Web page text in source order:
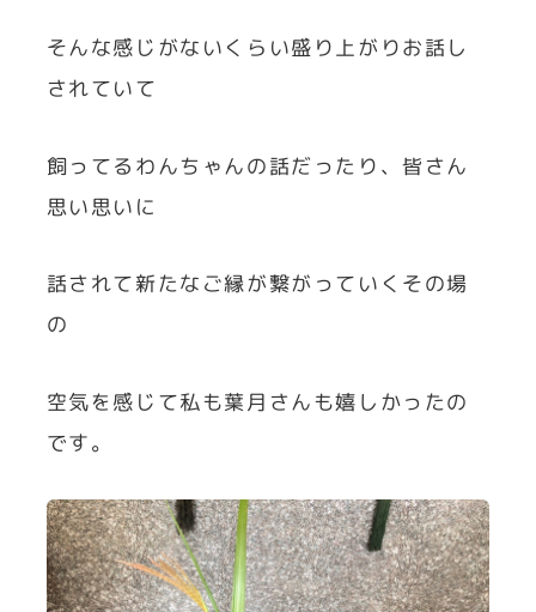
そんな感じがないくらい盛り上がりお話し
されていて
飼ってるわんちゃんの話だったり、皆さん
思い思いに
話されて新たなご縁が繋がっていくその場
の
空気を感じて私も葉月さんも嬉しかったの
です。